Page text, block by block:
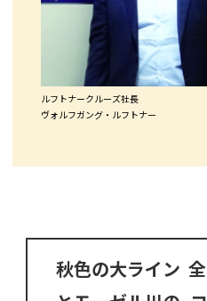
ルフトナークルーズ社長
ヴォルフガング・ルフトナー
秋色の大ライン